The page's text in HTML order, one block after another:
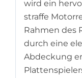
wird ein
straffe
Rahmen des
durch eine
Abdeckung